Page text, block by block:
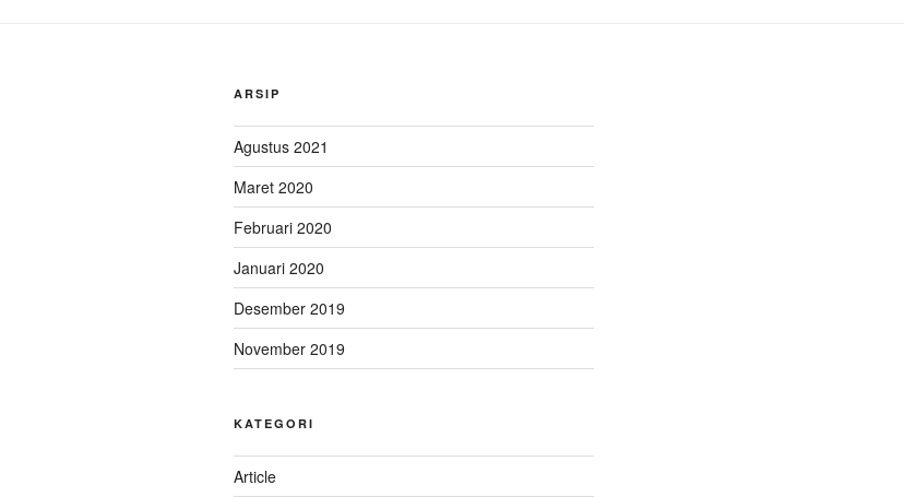
ARSIP
Agustus 2021
Maret 2020
Februari 2020
Januari 2020
Desember 2019
November 2019
KATEGORI
Article